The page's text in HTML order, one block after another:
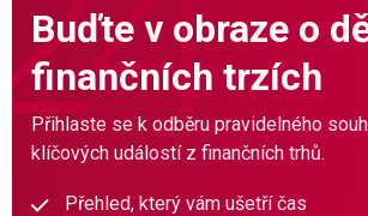
Buďte v obraze o
finančních trzích
Přihlaste se k odběru pravidelného
klíčových událostí z finančních trhů.
Přehled, který vám ušetří čas